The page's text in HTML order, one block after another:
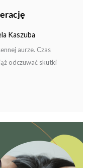
Kaszuba
aurze. Czas
odczuwać skutki